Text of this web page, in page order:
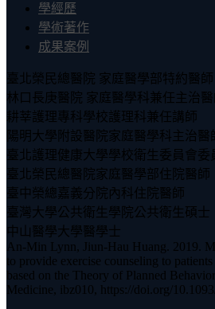
學經歷
學術著作
成果案例
臺北榮民總醫院 家庭醫學部特約醫師
林口長庚醫院 家庭醫學科兼任主治醫
耕莘護理專科學校護理科兼任講師
陽明大學附設醫院家庭醫學科主治醫
臺北護理健康大學學校衛生委員會委
臺北榮民總醫院家庭醫學部住院醫師
臺中榮總嘉義分院內科住院醫師
臺灣大學公共衛生學院公共衛生碩士
中山醫學大學醫學士
An-Min Lynn, Jiun-Hau Huang. 2019.
to provide exercise counseling to
based on the Theory of Planned
Medicine, ibz010, https://doi.org/